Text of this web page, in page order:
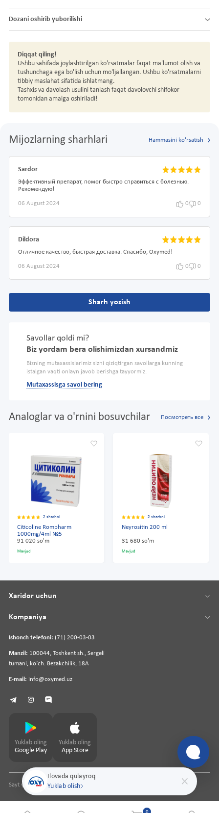
Dozani oshirib yuborilishi
Diqqat qiling!
Ushbu sahifada joylashtirilgan ko'rsatmalar faqat ma'lumot olish va
tushunchaga ega bo'lish uchun mo'ljallangan. Ushbu ko'rsatmalarni
tibbiy maslahat sifatida ishlatmang.
Tashxis va davolash usulini tanlash faqat davolovchi shifokor
tomonidan amalga oshiriladi!
Mijozlarning sharhlari Hammasini ko'rsatish
Sardor
Эффективный препарат, помог быстро справиться с болезнью.
Рекомендую!
06 August 2024 0 0
Dildora
Отличное качество, быстрая доставка. Спасибо, Oxymed!
06 August 2024 0 0
Sharh yozish
Savollar qoldi mi?
Biz yordam bera olishimizdan xursandmiz
Bizning mutaxassislarimiz sizni qiziqtirgan savollarga kunning
istalgan vaqti onlayn javob berishga tayyormiz.
Mutaxassisga savol bering
Analoglar va o'rnini bosuvchilar Посмотреть все
2 sharhni
Citicoline Rompharm
1000mg/4ml №5
91 020 so'm
Mavjud
2 sharhni
Neyrositin 200 ml
31 680 so'm
Mavjud
Ilovada qulayroq
Yuklab olish
Ishonch telefoni: (71) 200-03-03
Manzil: 100044, Toshkent sh., Sergeli
tumani, koʻch. Bezakchilik, 18A
E-mail: info@oxymed.uz
Xaridor uchun
Kompaniya
Yuklab oling
Google Play
Yuklab oling
App Store
Sayt yaratuvchipharmit.uz